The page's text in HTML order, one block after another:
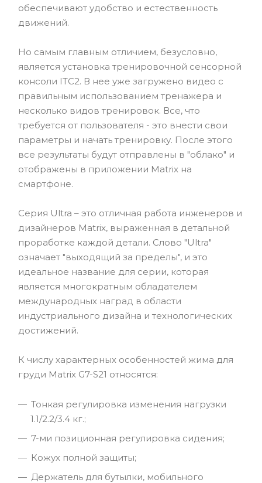
обеспечивают удобство и естественность
движений.
Но самым главным отличием, безусловно,
является установка тренировочной сенсорной
консоли ITC2. В нее уже загружено видео с
правильным использованием тренажера и
несколько видов тренировок. Все, что
требуется от пользователя - это внести свои
параметры и начать тренировку. После этого
все результаты будут отправлены в "облако" и
отображены в приложении Matrix на
смартфоне.
Серия Ultra – это отличная работа инженеров и
дизайнеров Matrix, выраженная в детальной
проработке каждой детали. Слово "Ultra"
означает "выходящий за пределы", и это
идеальное название для серии, которая
является многократным обладателем
международных наград в области
индустриального дизайна и технологических
достижений.
К числу характерных особенностей жима для
груди Matrix G7-S21 относятся:
Тонкая регулировка изменения нагрузки
1.1/2.2/3.4 кг.;
7-ми позиционная регулировка сидения;
Кожух полной защиты;
Держатель для бутылки, мобильного